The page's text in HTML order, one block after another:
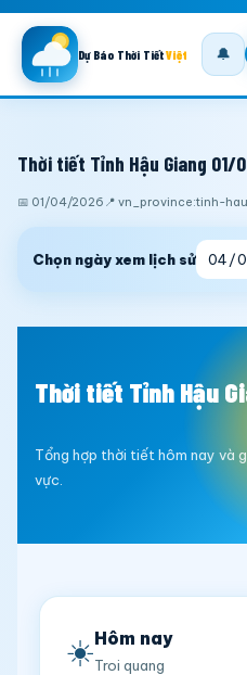
Dự Báo Thời TiếtViệt 🔔
Thời tiết Tỉnh Hậu Giang 01/
📅 01/04/2026 📍 vn_province:tinh-
Chọn ngày xem lịch sử
Thời tiết Tỉnh Hậu
Tổng hợp thời tiết hôm nay và
vực.
☀️Hôm nay
Troi quang